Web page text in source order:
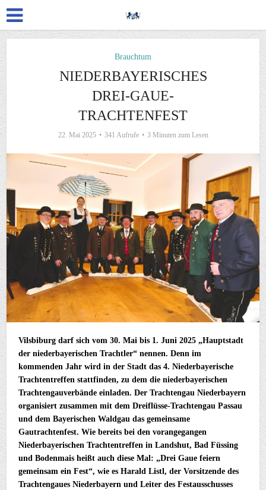
Brauchtum
NIEDERBAYERISCHES
DREI-GAUE-
TRACHTENFEST
22. Mai 2025 341 Aufrufe 3 Minuten zum Lesen
Vilsbiburg darf sich vom 30. Mai bis 1. Juni 2025 „Hauptstadt
der niederbayerischen Trachtler“ nennen. Denn im
kommenden Jahr wird in der Stadt das 4. Niederbayerische
Trachtentreffen stattfinden, zu dem die niederbayerischen
Trachtengauverbände einladen. Der Trachtengau Niederbayern
organisiert zusammen mit dem Dreiflüsse-Trachtengau Passau
und dem Bayerischen Waldgau das gemeinsame
Gautrachtenfest. Wie bereits bei den vorangegangen
Niederbayerischen Trachtentreffen in Landshut, Bad Füssing
und Bodenmais heißt auch diese Mal: „Drei Gaue feiern
gemeinsam ein Fest“, wie es Harald Listl, der Vorsitzende des
Trachtengaues Niederbayern und Leiter des Festausschusses